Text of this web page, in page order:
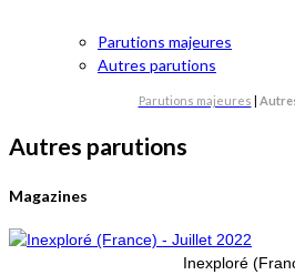
Parutions majeures
Autres parutions
Parutions majeures |
Autres parutions
Magazines
Inexploré